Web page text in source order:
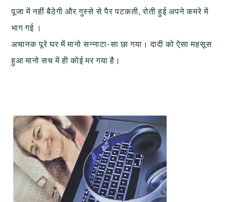
पूजा में नहीं बैठेगी और गुस्से से पैर पटकती, रोती हुई अपने कमरे में
भाग गई ।
अचानक पूरे घर में मानो सन्नाटा-सा छा गया। दादी को ऐसा महसूस
हुआ मानो सच में ही कोई मर गया है।